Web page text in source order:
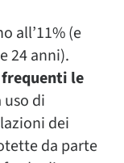
all’11% (e
24 anni).
le
uso di
dei
da parte